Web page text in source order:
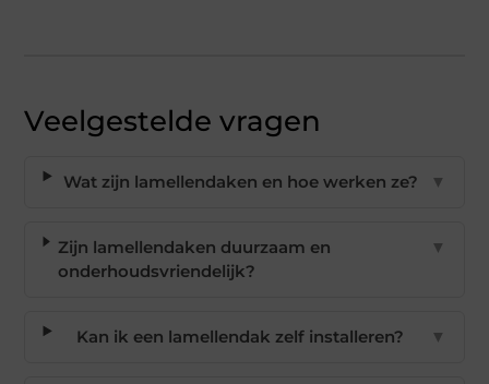
Veelgestelde vragen
Wat zijn lamellendaken en hoe werken ze? ▼
Zijn lamellendaken duurzaam en
onderhoudsvriendelijk?
▼
Kan ik een lamellendak zelf installeren? ▼